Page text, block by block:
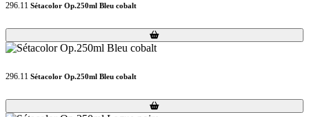
296.11 Sétacolor Op.250ml Bleu cobalt
Loading...
Loading...
296.11 Sétacolor Op.250ml Bleu cobalt
Loading...
Loading...